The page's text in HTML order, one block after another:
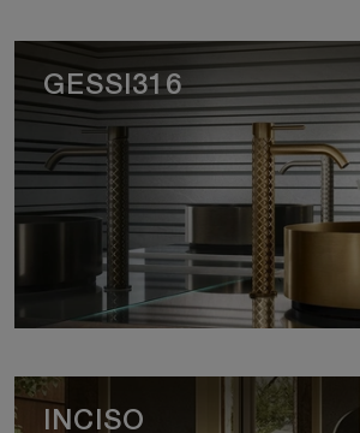
GESSI316
INCISO